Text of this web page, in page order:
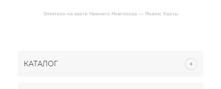
Электрон на карте Нижнего Новгорода — Яндекс Карты
КАТАЛОГ